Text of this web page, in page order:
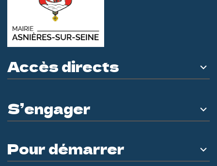
Accès directs
S’engager
Pour démarrer